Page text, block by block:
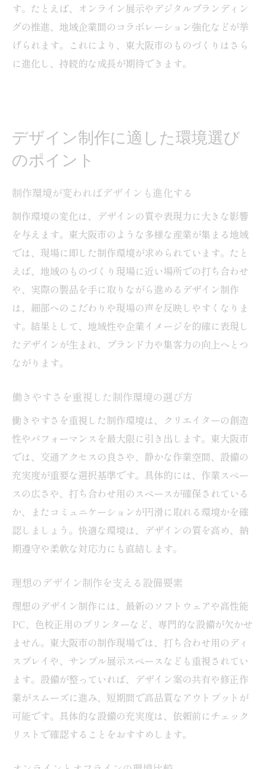
す。たとえば、オンライン展示やデジタルブランディン
グの推進、地域企業間のコラボレーション強化などが挙
げられます。これにより、東大阪市のものづくりはさら
に進化し、持続的な成長が期待できます。
デザイン制作に適した環境選び
のポイント
制作環境が変わればデザインも進化する
制作環境の変化は、デザインの質や表現力に大きな影響
を与えます。東大阪市のような多様な産業が集まる地域
では、現場に即した制作環境が求められています。たと
えば、地域のものづくり現場に近い場所での打ち合わせ
や、実際の製品を手に取りながら進めるデザイン制作
は、細部へのこだわりや現場の声を反映しやすくなりま
す。結果として、地域性や企業イメージを的確に表現し
たデザインが生まれ、ブランド力や集客力の向上へとつ
ながります。
働きやすさを重視した制作環境の選び方
働きやすさを重視した制作環境は、クリエイターの創造
性やパフォーマンスを最大限に引き出します。東大阪市
では、交通アクセスの良さや、静かな作業空間、設備の
充実度が重要な選択基準です。具体的には、作業スペー
スの広さや、打ち合わせ用のスペースが確保されている
か、またコミュニケーションが円滑に取れる環境かを確
認しましょう。快適な環境は、デザインの質を高め、納
期遵守や柔軟な対応力にも直結します。
理想のデザイン制作を支える設備要素
理想のデザイン制作には、最新のソフトウェアや高性能
PC、色校正用のプリンターなど、専門的な設備が欠かせ
ません。東大阪市の制作現場では、打ち合わせ用のディ
スプレイや、サンプル展示スペースなども重視されてい
ます。設備が整っていれば、デザイン案の共有や修正作
業がスムーズに進み、短期間で高品質なアウトプットが
可能です。具体的な設備の充実度は、依頼前にチェック
リストで確認することをおすすめします。